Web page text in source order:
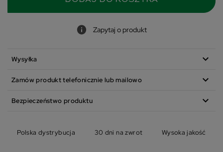
Zapytaj o produkt
Wysyłka expand_more
Zamów produkt telefonicznie lub mailowo expand_more
Bezpieczeństwo produktu expand_more
Polska dystrybucja 30 dni na zwrot Wysoka jakość